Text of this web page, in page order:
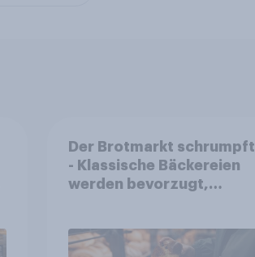
Der Brotmarkt schrumpft
- Klassische Bäckereien
werden bevorzugt,
Backstationen